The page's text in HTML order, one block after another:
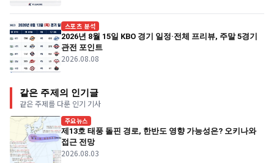
스포츠 분석
2026년 8월 15일 KBO 경기 일정·전체 프리뷰, 주말 5경기
관전 포인트
2026.08.08
같은 주제의 인기글
같은 주제를 다룬 인기 기사
주요뉴스
제13호 태풍 돌핀 경로, 한반도 영향 가능성은? 오키나와
접근 전망
2026.08.03